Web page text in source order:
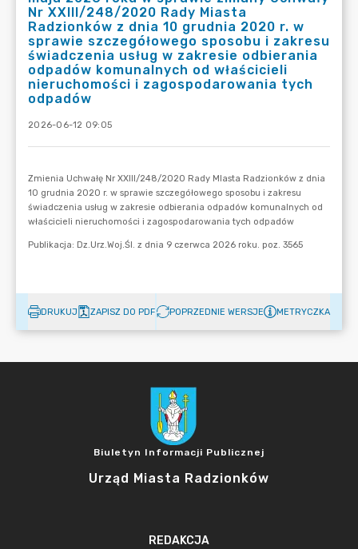
Nr XXIII/248/2020 Rady Miasta
Radzionków z dnia 10 grudnia 2020 r. w
sprawie szczegółowego sposobu i zakresu
świadczenia usług w zakresie odbierania
odpadów komunalnych od właścicieli
nieruchomości i zagospodarowania tych
odpadów
2026-06-12 09:05
DRUKUJ ZAPISZ DO PDF POPRZEDNIE WERSJE METRYCZKA
Biuletyn Informacji Publicznej
Urząd Miasta Radzionków
REDAKCJA